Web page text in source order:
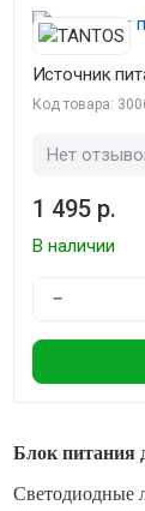
Источник
Код товара:
Нет
1 495 р.
В наличии
−
Блок питания
Светодиодные